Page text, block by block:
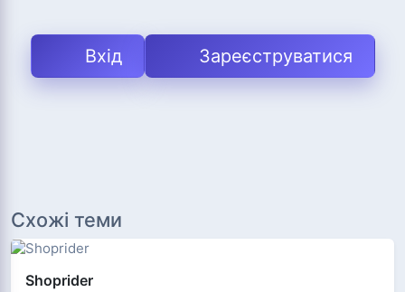
Вхід Зареєструватися
Схожі теми
Shoprider